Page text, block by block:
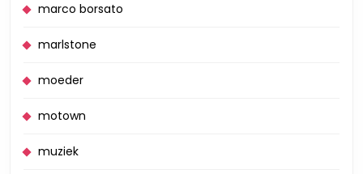
marco borsato
marlstone
moeder
motown
muziek